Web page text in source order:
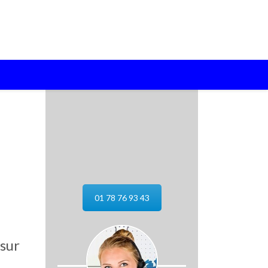
01 78 76 93 43